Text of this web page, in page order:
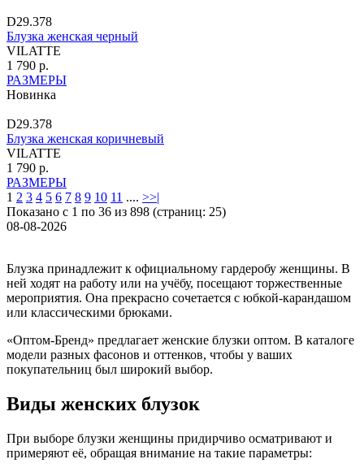
D29.378
Блузка женская черный
VILATTE
1 790 р.
РАЗМЕРЫ
Новинка
D29.378
Блузка женская коричневый
VILATTE
1 790 р.
РАЗМЕРЫ
1 2 3 4 5 6 7 8 9 10 11 .... >>|
Показано с 1 по 36 из 898 (страниц: 25)
08-08-2026
Блузка принадлежит к официальному гардеробу женщины. В
ней ходят на работу или на учёбу, посещают торжественные
мероприятия. Она прекрасно сочетается с юбкой-карандашом
или классическими брюками.
«Оптом-Бренд» предлагает женские блузки оптом. В каталоге
модели разных фасонов и оттенков, чтобы у ваших
покупательниц был широкий выбор.
Виды женских блузок
При выборе блузки женщины придирчиво осматривают и
примеряют её, обращая внимание на такие параметры: